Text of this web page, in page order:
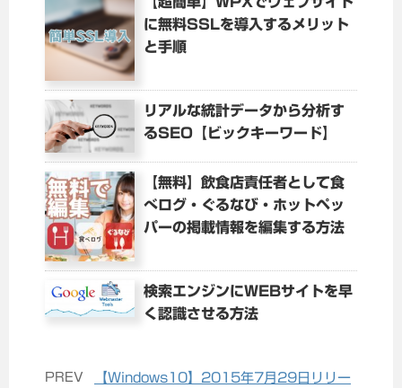
に無料SSLを導入するメリット
と手順
リアルな統計データから分析す
るSEO【ビックキーワード】
【無料】飲食店責任者として食
べログ・ぐるなび・ホットペッ
パーの掲載情報を編集する方法
検索エンジンにWEBサイトを早
く認識させる方法
PREV
【Windows10】2015年7月29日リリー